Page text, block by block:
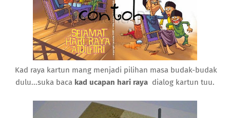
Kad raya kartun mang menjadi pilihan masa budak-budak
dulu...suka baca kad ucapan hari raya dialog kartun tuu.